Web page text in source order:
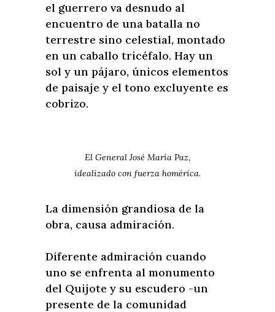
el guerrero va desnudo al
encuentro de una batalla no
terrestre sino celestial, montado
en un caballo tricéfalo. Hay un
sol y un pájaro, únicos elementos
de paisaje y el tono excluyente es
cobrizo.
El General José María Paz,
idealizado con fuerza homérica.
La dimensión grandiosa de la
obra, causa admiración.
Diferente admiración cuando
uno se enfrenta al monumento
del Quijote y su escudero -un
presente de la comunidad